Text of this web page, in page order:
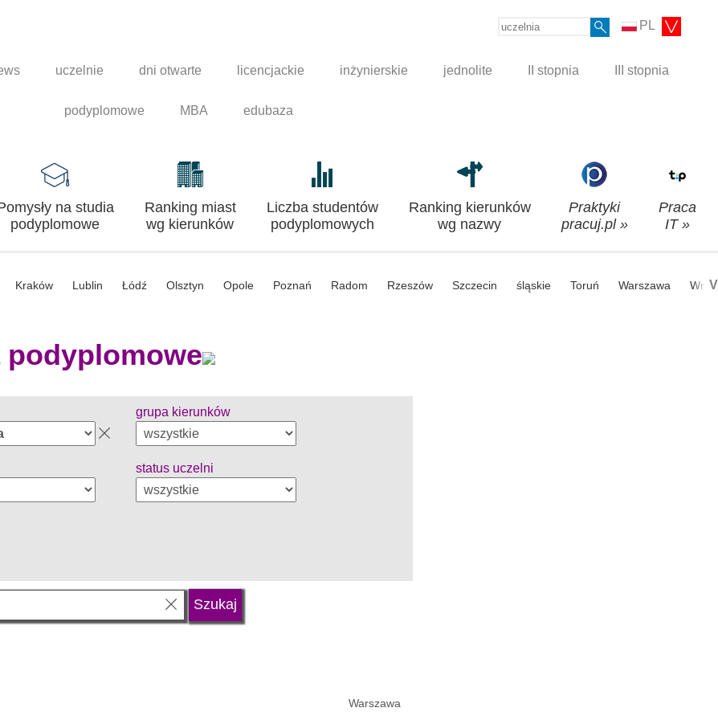
PL
uczelnie dni otwarte licencjackie inżynierskie jednolite II stopnia III stopnia
podyplomowe MBA edubaza
na studia
podyplomowe
Ranking miast
wg kierunków
Liczba studentów
podyplomowych
Ranking kierunków
wg nazwy
Praktyki
pracuj.pl »
Praca
IT »
Kraków Lublin Łódź Olsztyn Opole Poznań Radom Rzeszów Szczecin śląskie Toruń Warszawa V
podyplomowe
grupa kierunków
status uczelni
Warszawa